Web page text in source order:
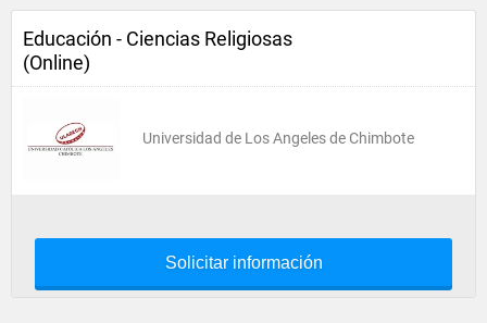
Educación - Ciencias Religiosas
(Online)
Universidad de Los Angeles de Chimbote
Solicitar información